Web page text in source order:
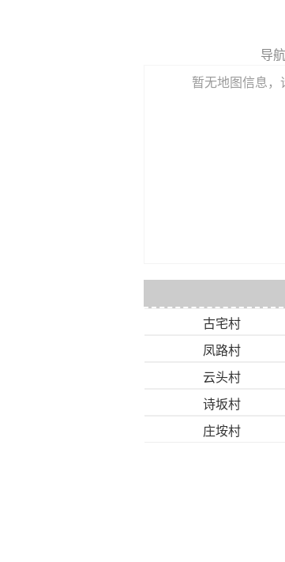
导
暂无地图信息，
古宅村
凤路村
云头村
诗坂村
庄垵村